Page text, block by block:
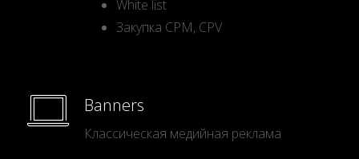
White list
Закупка CPM, CPV
Banners
Классическая медийная реклама